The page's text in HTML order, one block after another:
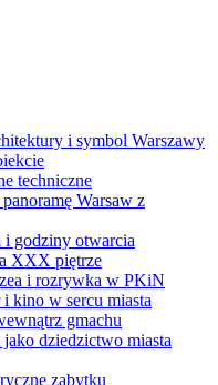
i symbol Warszawy
techniczne
Warsaw z
i godziny otwarcia
XXX piętrze
i rozrywka w PKiN
kino w sercu miasta
gmachu
dziedzictwo miasta
zabytku